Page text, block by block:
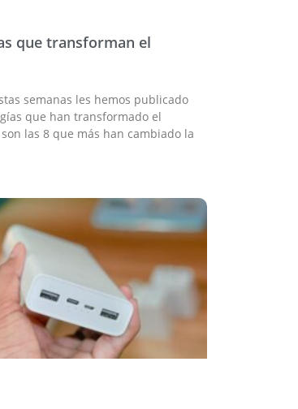
que transforman el
semanas les hemos publicado
que han transformado el
las 8 que más han cambiado la